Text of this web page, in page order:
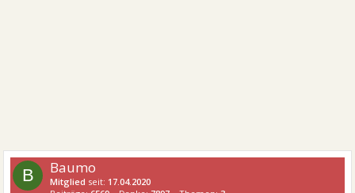
B Baumo
Mitglied seit: 17.04.2020